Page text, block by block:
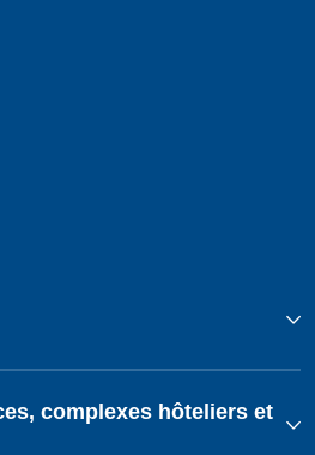
complexes hôteliers et